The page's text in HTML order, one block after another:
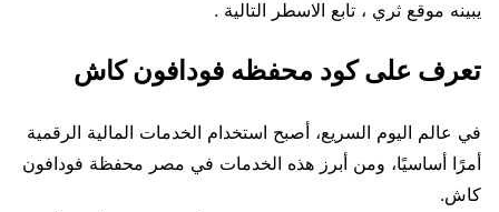
يبينه موقع ثري ، تابع الاسطر التالية .
تعرف على كود محفظه فودافون كاش
في عالم اليوم السريع، أصبح استخدام الخدمات المالية الرقمية
أمرًا أساسيًا، ومن أبرز هذه الخدمات في مصر محفظة فودافون
كاش.